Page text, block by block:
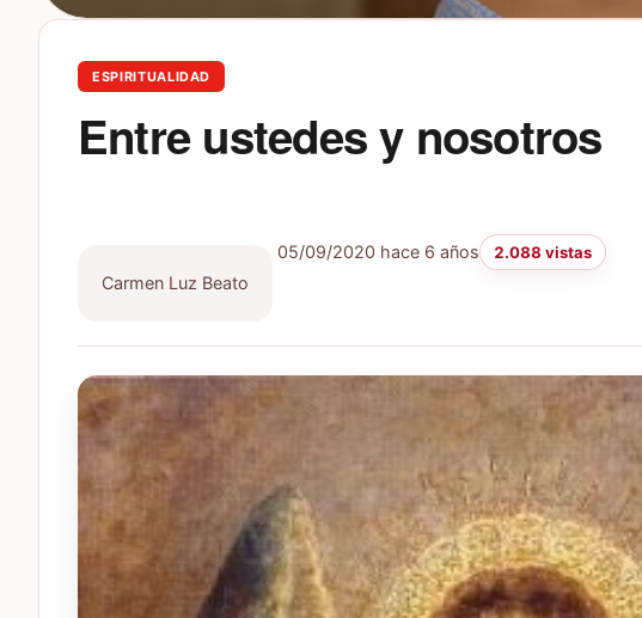
ESPIRITUALIDAD
Entre ustedes y nosotros
Carmen Luz Beato
05/09/2020 hace 6 años 2.088 vistas